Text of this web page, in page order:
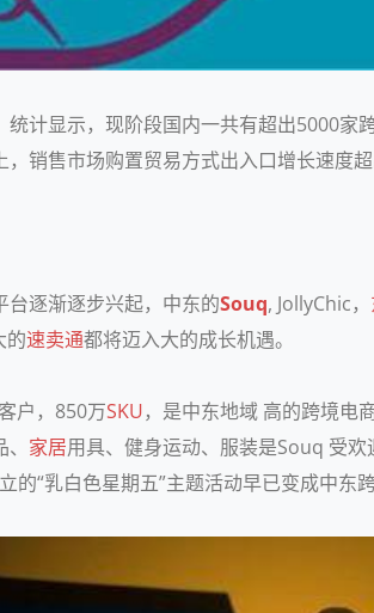
计显示，现阶段国内一共有超出5000
销售市场购置贸易方式出入口增长速度超
逐渐逐步兴起，中东的Souq, JollyChic，
的速卖通都将迈入大的成长机遇。
户，850万SKU，是中东地域 高的跨境电
家居用具、健身运动、服装是Souq 受
的“乳白色星期五”主题活动早已变成中东